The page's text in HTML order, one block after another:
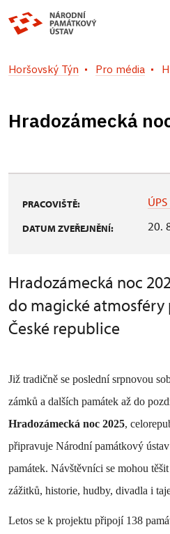
Horšovský Týn Pro média
Hradozámecká
PRACOVIŠTĚ:
DATUM ZVEŘEJNĚNÍ: 20.
Hradozámecká noc
do magické
České republice
Již tradičně se poslední srpnovou
zámků a dalších památek až do
Hradozámecká noc 2025,
připravuje Národní památkový
památek. Návštěvníci se mohou
zážitků, historie, hudby, divadla i
Letos se k projektu připojí 138